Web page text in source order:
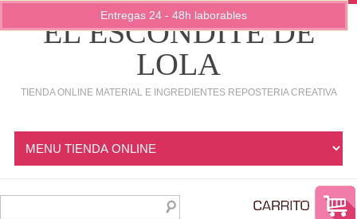
EL ESCONDITE DE
LOLA
TIENDA ONLINE MATERIAL E INGREDIENTES REPOSTERIA CREATIVA
Entregas 24 - 48h laborables